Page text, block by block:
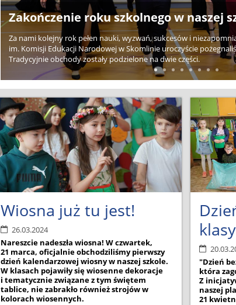
Zakończenie roku szkolnego w naszej
Za nami kolejny rok pełen nauki, wyzwań, sukcesów i
im. Komisji Edukacji Narodowej w Skomlinie uroczyście
Tradycyjnie obchody zostały podzielone na dwie części.
Wiosna już tu jest!
26.03.2024
Nareszcie nadeszła wiosna! W czwartek,
21 marca, oficjalnie obchodziliśmy pierwszy
dzień kalendarzowej wiosny w naszej szkole.
W klasach pojawiły się wiosenne dekoracje
i tematycznie związane z tym świętem
tablice, nie zabrakło również strojów w
kolorach wiosennych.
"Dzień
która
Z
naszej
21